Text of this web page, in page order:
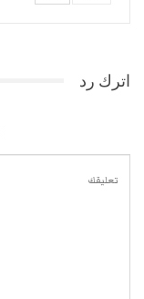
اترك رد